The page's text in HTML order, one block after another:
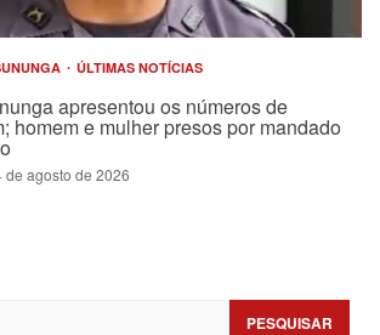
ÚLTIMAS NOTÍCIAS
apresentou os números de
homem e mulher presos por mandado
de agosto de 2026